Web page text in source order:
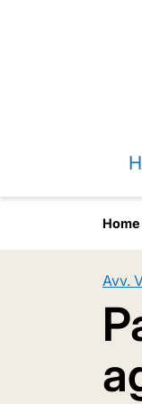
Home
Avv.